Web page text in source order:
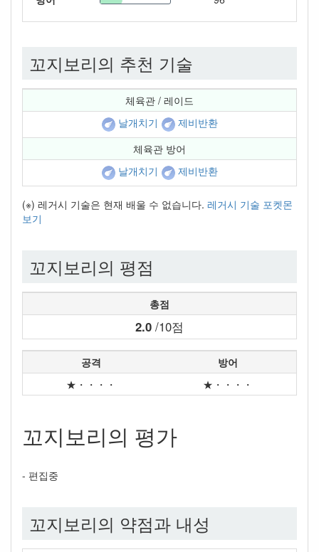
꼬지보리의 추천 기술
체육관 / 레이드
날개치기
제비반환
체육관 방어
날개치기
제비반환
(※) 레거시 기술은 현재 배울 수 없습니다. 레거시 기술 포켓몬
보기
꼬지보리의 평점
총점
2.0 /10점
공격
방어
★・・・・
★・・・・
꼬지보리의 평가
- 편집중
꼬지보리의 약점과 내성